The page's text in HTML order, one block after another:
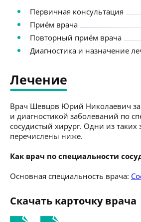
Первичная консультация
Приём врача
Повторный приём врача
Диагностика и назначение
Лечение
Врач Шевцов Юрий Николаевич
и диагностикой заболеваний по
сосудистый хирург. Одни из таких
перечислены ниже.
Как врач по специальности
Основная специальность врача:
Скачать карточку врача